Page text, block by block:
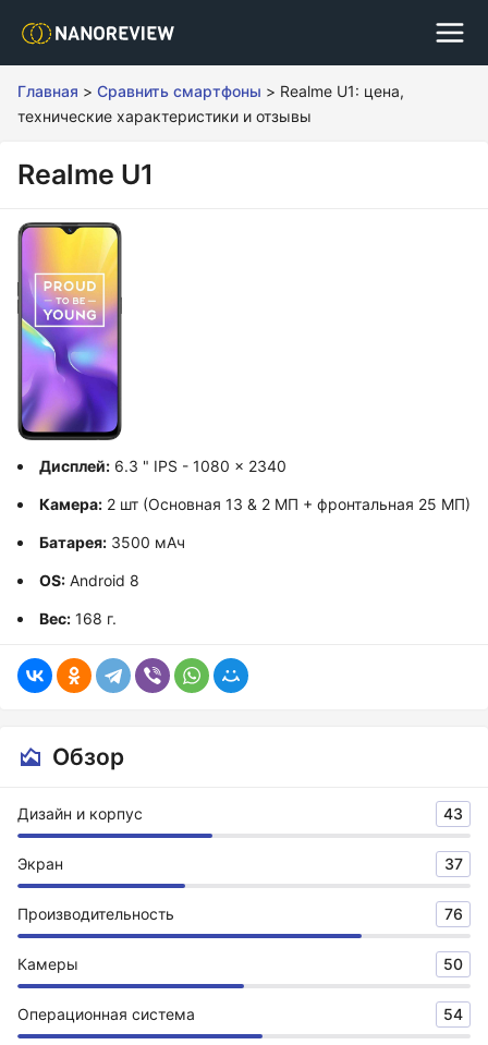
Главная > Сравнить смартфоны > Realme U1: цена,
технические характеристики и отзывы
Realme U1
Дисплей: 6.3 " IPS - 1080 x 2340
Камера: 2 шт (Основная 13 & 2 МП + фронтальная 25 МП)
Батарея: 3500 мАч
OS: Android 8
Вес: 168 г.
Обзор
Дизайн и корпус 43
Экран 37
Производительность 76
Камеры 50
Операционная система 54